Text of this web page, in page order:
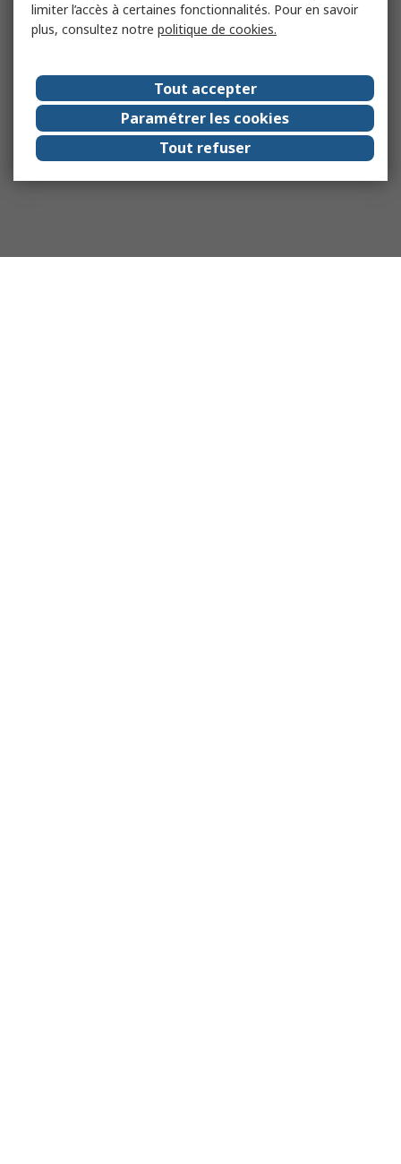
limiter l’accès à certaines fonctionnalités. Pour en savoir
plus, consultez notre politique de cookies.
Tout accepter
Paramétrer les cookies
Tout refuser